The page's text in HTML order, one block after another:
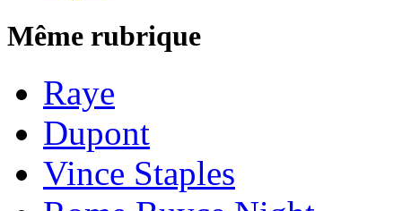
Même rubrique
Raye
Dupont
Vince Staples